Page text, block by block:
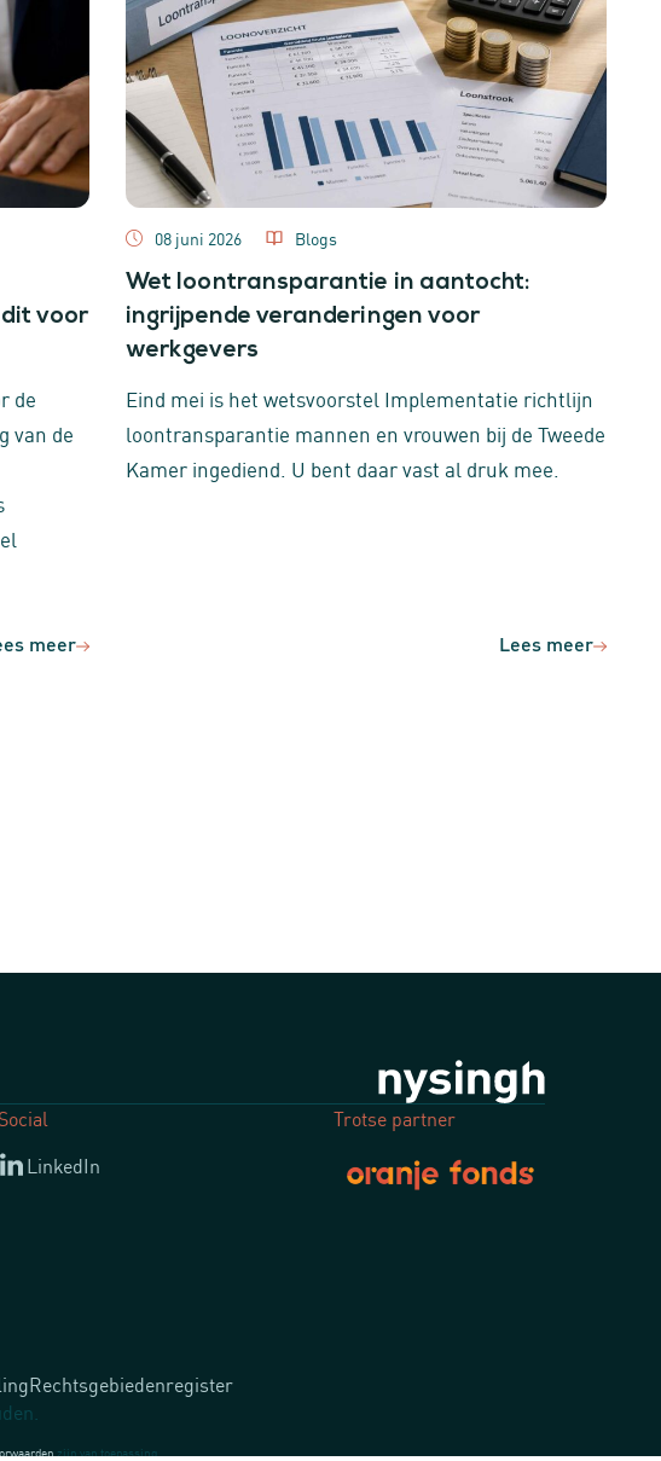
voor
de
van de
meer
08 juni 2026
Blogs
Wet loontransparantie in aantocht:
ingrijpende veranderingen voor
werkgevers
Eind mei is het wetsvoorstel Implementatie richtlijn
loontransparantie mannen en vrouwen bij de Tweede
Kamer ingediend. U bent daar vast al druk mee.
Lees meer
Social
LinkedIn
Trotse partner
Rechtsgebiedenregister
zijn van toepassing.